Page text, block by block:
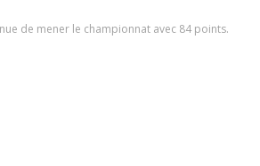
de mener le championnat avec 84 points.